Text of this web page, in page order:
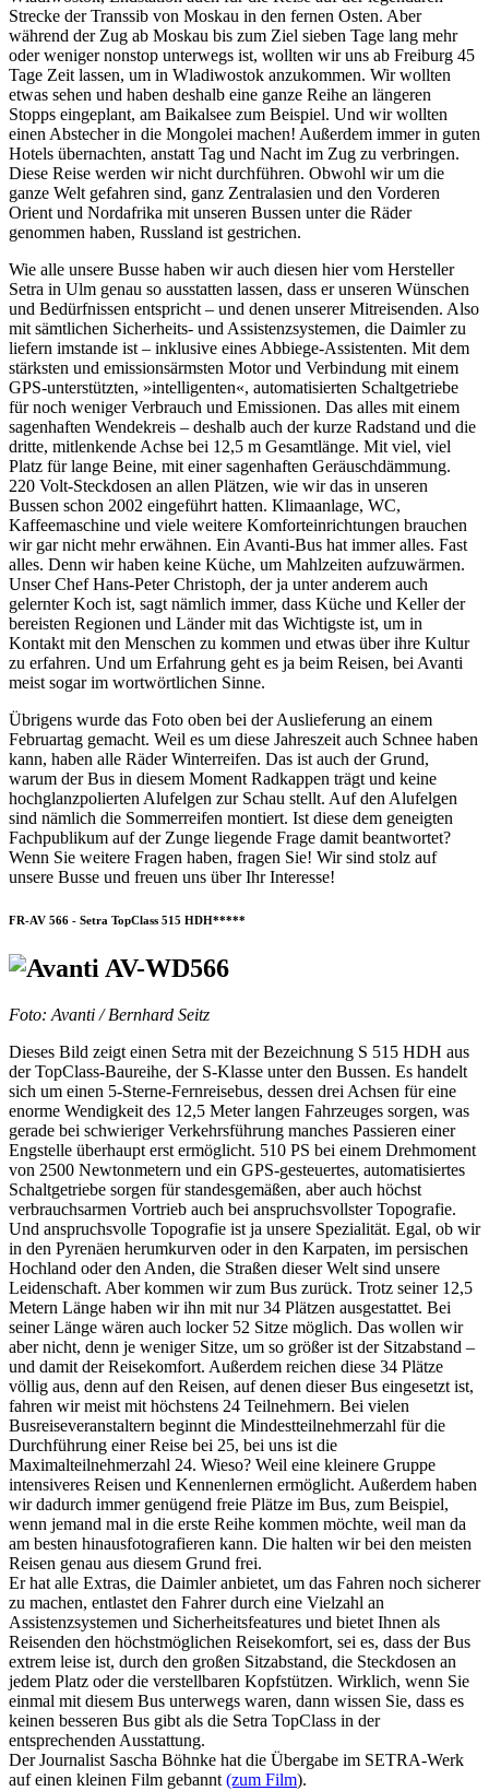
Strecke der Transsib von Moskau in den fernen Osten. Aber
während der Zug ab Moskau bis zum Ziel sieben Tage lang mehr
oder weniger nonstop unterwegs ist, wollten wir uns ab Freiburg 45
Tage Zeit lassen, um in Wladiwostok anzukommen. Wir wollten
etwas sehen und haben deshalb eine ganze Reihe an längeren
Stopps eingeplant, am Baikalsee zum Beispiel. Und wir wollten
einen Abstecher in die Mongolei machen! Außerdem immer in guten
Hotels übernachten, anstatt Tag und Nacht im Zug zu verbringen.
Diese Reise werden wir nicht durchführen. Obwohl wir um die
ganze Welt gefahren sind, ganz Zentralasien und den Vorderen
Orient und Nordafrika mit unseren Bussen unter die Räder
genommen haben, Russland ist gestrichen.
Wie alle unsere Busse haben wir auch diesen hier vom Hersteller
Setra in Ulm genau so ausstatten lassen, dass er unseren Wünschen
und Bedürfnissen entspricht – und denen unserer Mitreisenden. Also
mit sämtlichen Sicherheits- und Assistenzsystemen, die Daimler zu
liefern imstande ist – inklusive eines Abbiege-Assistenten. Mit dem
stärksten und emissionsärmsten Motor und Verbindung mit einem
GPS-unterstützten, »intelligenten«, automatisierten Schaltgetriebe
für noch weniger Verbrauch und Emissionen. Das alles mit einem
sagenhaften Wendekreis – deshalb auch der kurze Radstand und die
dritte, mitlenkende Achse bei 12,5 m Gesamtlänge. Mit viel, viel
Platz für lange Beine, mit einer sagenhaften Geräuschdämmung.
220 Volt-Steckdosen an allen Plätzen, wie wir das in unseren
Bussen schon 2002 eingeführt hatten. Klimaanlage, WC,
Kaffeemaschine und viele weitere Komforteinrichtungen brauchen
wir gar nicht mehr erwähnen. Ein Avanti-Bus hat immer alles. Fast
alles. Denn wir haben keine Küche, um Mahlzeiten aufzuwärmen.
Unser Chef Hans-Peter Christoph, der ja unter anderem auch
gelernter Koch ist, sagt nämlich immer, dass Küche und Keller der
bereisten Regionen und Länder mit das Wichtigste ist, um in
Kontakt mit den Menschen zu kommen und etwas über ihre Kultur
zu erfahren. Und um Erfahrung geht es ja beim Reisen, bei Avanti
meist sogar im wortwörtlichen Sinne.
Übrigens wurde das Foto oben bei der Auslieferung an einem
Februartag gemacht. Weil es um diese Jahreszeit auch Schnee haben
kann, haben alle Räder Winterreifen. Das ist auch der Grund,
warum der Bus in diesem Moment Radkappen trägt und keine
hochglanzpolierten Alufelgen zur Schau stellt. Auf den Alufelgen
sind nämlich die Sommerreifen montiert. Ist diese dem geneigten
Fachpublikum auf der Zunge liegende Frage damit beantwortet?
Wenn Sie weitere Fragen haben, fragen Sie! Wir sind stolz auf
unsere Busse und freuen uns über Ihr Interesse!
FR-AV 566 - Setra TopClass 515 HDH*****
Foto: Avanti / Bernhard Seitz
Dieses Bild zeigt einen Setra mit der Bezeichnung S 515 HDH aus
der TopClass-Baureihe, der S-Klasse unter den Bussen. Es handelt
sich um einen 5-Sterne-Fernreisebus, dessen drei Achsen für eine
enorme Wendigkeit des 12,5 Meter langen Fahrzeuges sorgen, was
gerade bei schwieriger Verkehrsführung manches Passieren einer
Engstelle überhaupt erst ermöglicht. 510 PS bei einem Drehmoment
von 2500 Newtonmetern und ein GPS-gesteuertes, automatisiertes
Schaltgetriebe sorgen für standesgemäßen, aber auch höchst
verbrauchsarmen Vortrieb auch bei anspruchsvollster Topografie.
Und anspruchsvolle Topografie ist ja unsere Spezialität. Egal, ob wir
in den Pyrenäen herumkurven oder in den Karpaten, im persischen
Hochland oder den Anden, die Straßen dieser Welt sind unsere
Leidenschaft. Aber kommen wir zum Bus zurück. Trotz seiner 12,5
Metern Länge haben wir ihn mit nur 34 Plätzen ausgestattet. Bei
seiner Länge wären auch locker 52 Sitze möglich. Das wollen wir
aber nicht, denn je weniger Sitze, um so größer ist der Sitzabstand –
und damit der Reisekomfort. Außerdem reichen diese 34 Plätze
völlig aus, denn auf den Reisen, auf denen dieser Bus eingesetzt ist,
fahren wir meist mit höchstens 24 Teilnehmern. Bei vielen
Busreiseveranstaltern beginnt die Mindestteilnehmerzahl für die
Durchführung einer Reise bei 25, bei uns ist die
Maximalteilnehmerzahl 24. Wieso? Weil eine kleinere Gruppe
intensiveres Reisen und Kennenlernen ermöglicht. Außerdem haben
wir dadurch immer genügend freie Plätze im Bus, zum Beispiel,
wenn jemand mal in die erste Reihe kommen möchte, weil man da
am besten hinausfotografieren kann. Die halten wir bei den meisten
Reisen genau aus diesem Grund frei.
Er hat alle Extras, die Daimler anbietet, um das Fahren noch sicherer
zu machen, entlastet den Fahrer durch eine Vielzahl an
Assistenzsystemen und Sicherheitsfeatures und bietet Ihnen als
Reisenden den höchstmöglichen Reisekomfort, sei es, dass der Bus
extrem leise ist, durch den großen Sitzabstand, die Steckdosen an
jedem Platz oder die verstellbaren Kopfstützen. Wirklich, wenn Sie
einmal mit diesem Bus unterwegs waren, dann wissen Sie, dass es
keinen besseren Bus gibt als die Setra TopClass in der
entsprechenden Ausstattung.
Der Journalist Sascha Böhnke hat die Übergabe im SETRA-Werk
auf einen kleinen Film gebannt (zum Film).